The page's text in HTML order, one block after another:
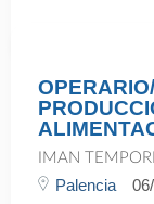
IMAN
Palencia